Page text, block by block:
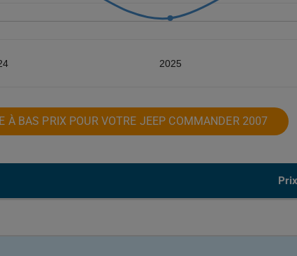
2025
À BAS PRIX POUR VOTRE JEEP COMMANDER 2007